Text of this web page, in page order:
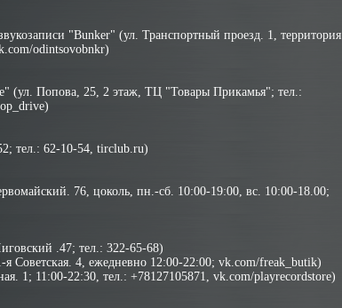
"Bunker" (ул. Транспортный проезд. 1, территория
odintsovobnkr)
(ул. Попова, 25, 2 этаж, ТЦ "Товары Прикамья"; тел.:
тел.: 62-10-54, tirclub.ru)
76, цоколь, пн.-сб. 10:00-19:00, вс. 10:00-18.00;
.47; тел.: 322-65-68)
Советская. 4, ежедневно 12:00-22:00; vk.com/freak_butik)
1; 11:00-22:30, тел.: +78127105871, vk.com/playrecordstore)